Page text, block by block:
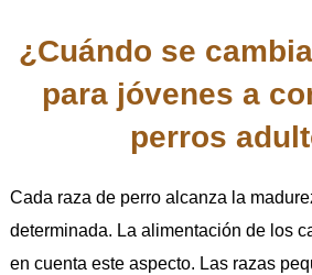
¿Cuándo se
para jóvenes a
perros
Cada raza de perro alcanza la
determinada. La alimentación de los
en cuenta este aspecto. Las razas